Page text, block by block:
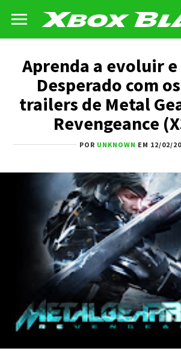
Aprenda a evoluir e
Desperado com
trailers de Metal
Revengeance
POR UNKNOWN EM 12/02/